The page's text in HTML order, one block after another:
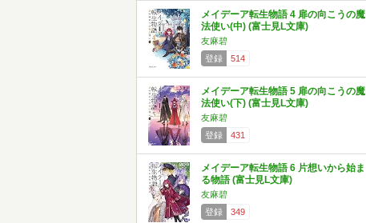
メイデーア転生物語 4 扉の向こうの魔
法使い(中) (富士見L文庫)
友麻碧
登録
514
メイデーア転生物語 5 扉の向こうの魔
法使い(下) (富士見L文庫)
友麻碧
登録
431
メイデーア転生物語 6 片想いから始ま
る物語 (富士見L文庫)
友麻碧
登録
349